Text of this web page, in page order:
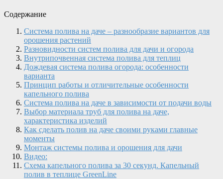
Содержание
Система полива на даче – разнообразие вариантов для
орошения растений
Разновидности систем полива для дачи и огорода
Внутрипочвенная система полива для теплиц
Дождевая система полива огорода: особенности
варианта
Принцип работы и отличительные особенности
капельного полива
Система полива на даче в зависимости от подачи воды
Выбор материала труб для полива на даче,
характеристика изделий
Как сделать полив на даче своими руками главные
моменты
Монтаж системы полива и орошения для дачи
Видео:
Схема капельного полива за 30 секунд. Капельный
полив в теплице GreenLine